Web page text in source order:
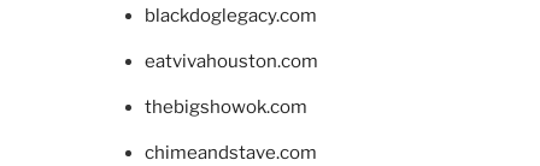
blackdoglegacy.com
eatvivahouston.com
thebigshowok.com
chimeandstave.com